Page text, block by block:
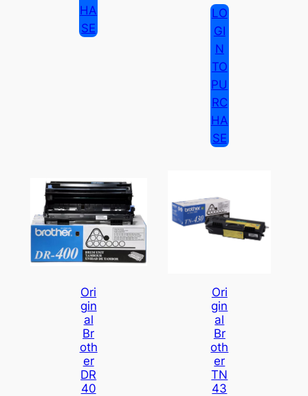
HA
SE
LO
GI
N
TO
PU
RC
HA
SE
Ori
Gin
Al
Br
Oth
Er
DR
40
Ori
Gin
Al
Br
Oth
Er
TN
43